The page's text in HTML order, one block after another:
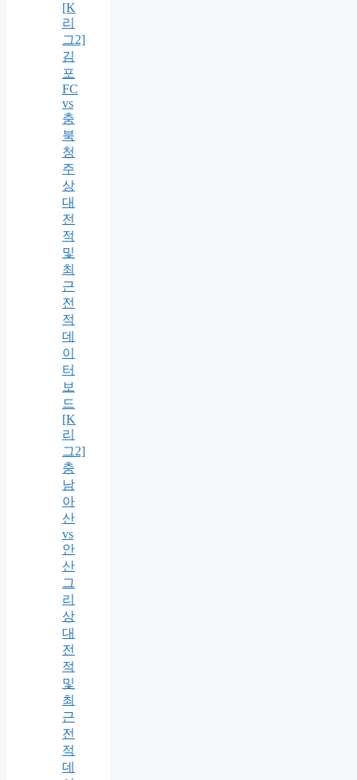
[K
리
그2]
김
포
FC
vs
충
북
청
주
상
대
전
적
및
최
근
전
적
데
이
터
보
드
[K
리
그2]
충
남
아
산
vs
안
산
그
리
상
대
전
적
및
최
근
전
적
데